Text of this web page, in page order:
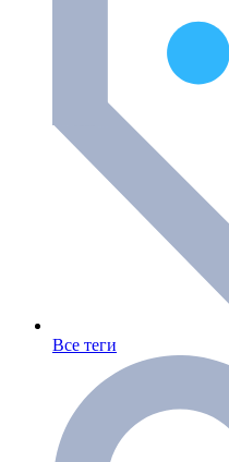
Все теги